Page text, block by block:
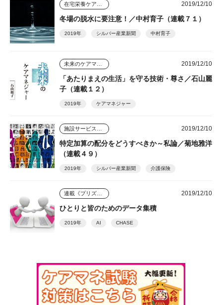
2019/12/10
冬場の脱水に要注意！／中村育子（連載７１）
2019年 シルバー産業新聞 中村育子
2019/12/10
「あたりまえの生活」を守る技術・尊さ／石山麗
子（連載１２）
2019年 ケアマネジャー
2019/12/10
特定加算の配分をどうすべきか～私論／菊地雅洋
（連載４９）
2019年 シルバー産業新聞 介護保険
2019/12/10
ひとりと皆のためのデータ集積
2019年 AI CHASE